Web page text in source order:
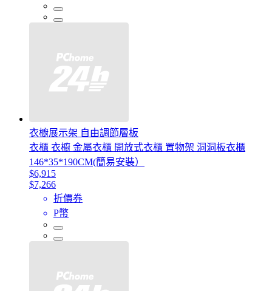
衣櫥展示架 自由調節層板
衣櫃 衣櫥 金屬衣櫃 開放式衣櫃 置物架 洞洞板衣櫃
146*35*190CM(簡易安裝）
$6,915
$7,266
折價券
P幣